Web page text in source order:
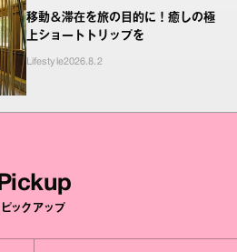
移動＆滞在を旅の目的に！癒しの極
上ショートトリップを
Lifestyle2026.8.2
Pickup
ピックアップ